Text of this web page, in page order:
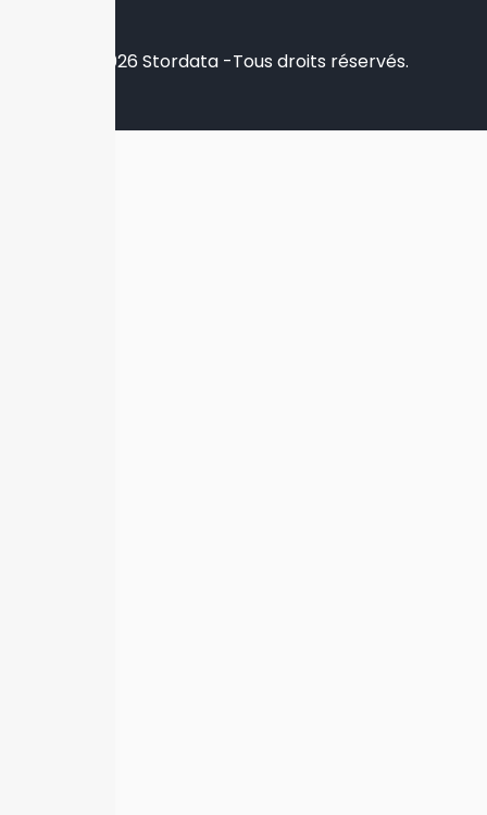
© 2026 Stordata -Tous droits réservés.